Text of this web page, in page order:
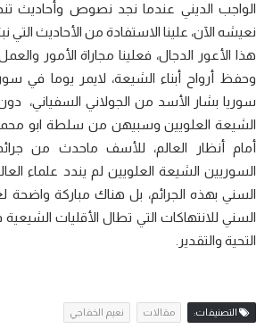
الواجب الديني عندما نجد نصوص وأحاديث
نعيشه الآن، علينا الاستفادة من الأحاديث التي
هذا الأعور الدجال، فعلينا مجاراة الأمور
وحفظ أرواح أبناء الشيعة، لايمر يوما في
سوريا بشار الأسد من الجولاني السفياني،
الشيعة العلويين وسبيهن من سلطة ابو محمد
أمام أنظار العالم، للأسف ماحدث من
السوريين الشيعة العلويين لم يندد علماء
السني بهذه الجرائم، بل هناك مباركة واضحة
السني للانتهاكات التي تطال الأقليات
التحية والتقدير.
التصنيفات: مقالات نعيم الخفاجي